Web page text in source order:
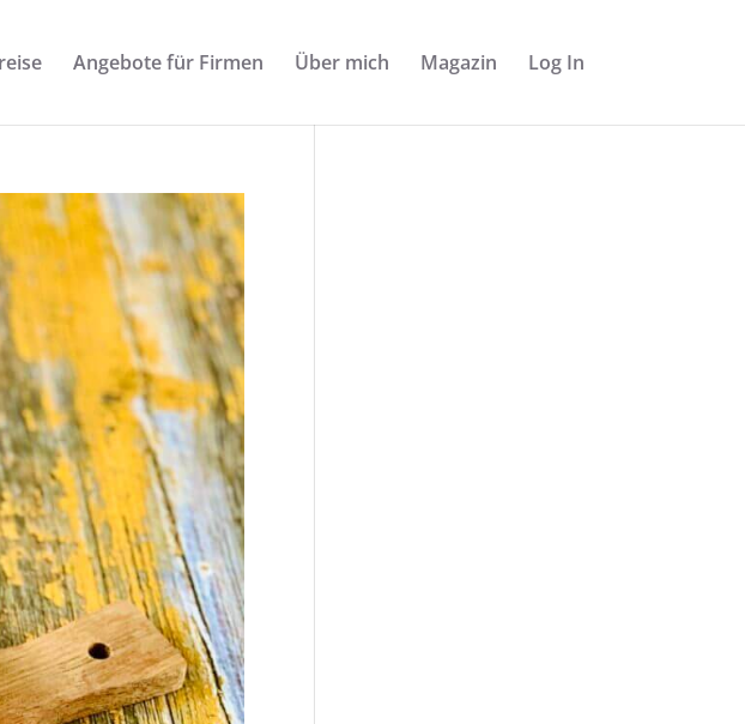
Angebote für Firmen Über mich Magazin Log In